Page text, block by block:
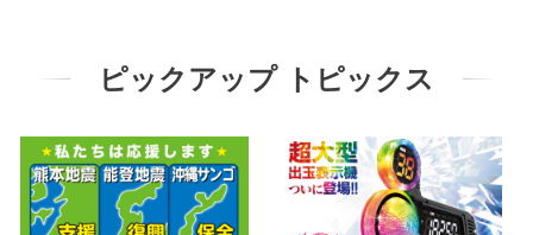
ピックアップ トピックス